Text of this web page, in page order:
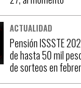
ACTUALIDAD
Pensión ISSSTE
de hasta 50 mil
de sorteos en